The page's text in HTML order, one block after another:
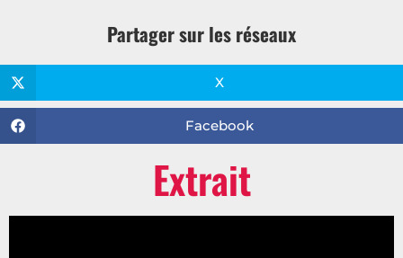
Partager sur les réseaux
X
Facebook
Extrait